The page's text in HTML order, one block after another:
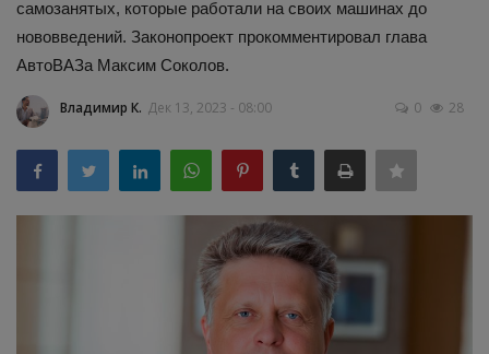
Здоровье
Наука и открытия
самозанятых, которые работали на своих машинах до
нововведений. Законопроект прокомментировал глава
АвтоВАЗа Максим Соколов.
Владимир К. Дек 13, 2023 - 08:00 0 28